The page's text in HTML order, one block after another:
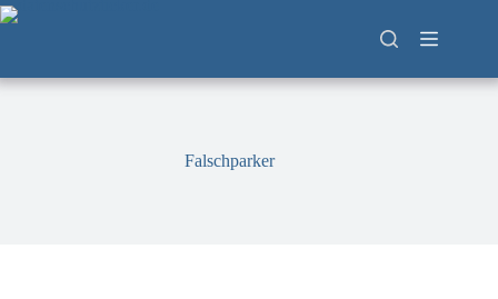
Zum
Inhalt
Falschparker